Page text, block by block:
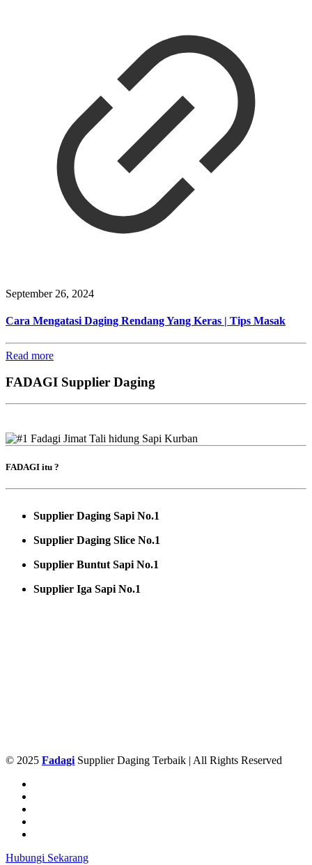
September 26, 2024
Cara Mengatasi Daging Rendang Yang Keras | Tips Masak
Read more
FADAGI Supplier Daging
FADAGI itu ?
Supplier Daging Sapi No.1
Supplier Daging Slice No.1
Supplier Buntut Sapi No.1
Supplier Iga Sapi No.1
© 2025 Fadagi Supplier Daging Terbaik | All Rights Reserved
Hubungi Sekarang